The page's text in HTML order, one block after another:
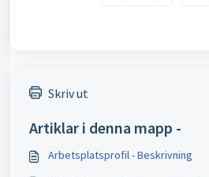
Skriv ut
Artiklar i denna mapp -
Arbetsplatsprofil - Beskrivning